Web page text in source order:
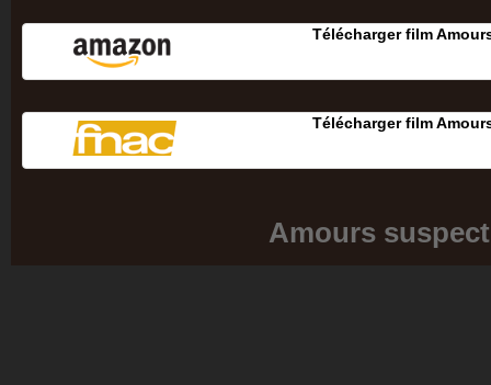
Télécharger film
Télécharger film
Amours